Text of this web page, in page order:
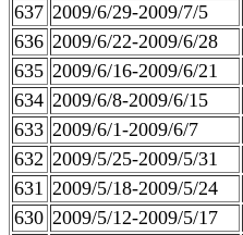
637 2009/6/29-2009/7/5
636 2009/6/22-2009/6/28
635 2009/6/16-2009/6/21
634 2009/6/8-2009/6/15
633 2009/6/1-2009/6/7
632 2009/5/25-2009/5/31
631 2009/5/18-2009/5/24
630 2009/5/12-2009/5/17